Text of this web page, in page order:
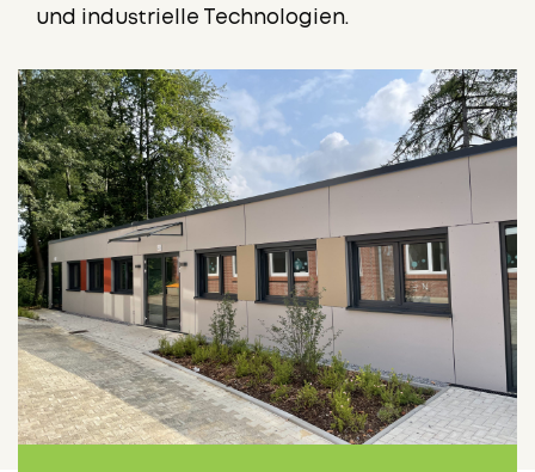
und industrielle Technologien.